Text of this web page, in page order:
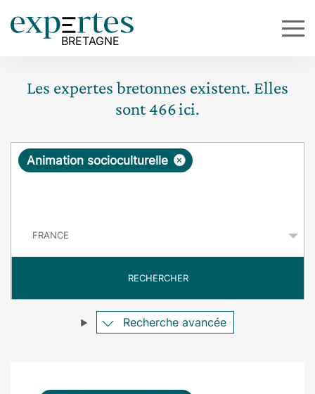
Les expertes bretonnes existent. Elles
sont466ici.
R
ê
e
×
Animation socioculturelle
RECHERCHER
Recherche avancée